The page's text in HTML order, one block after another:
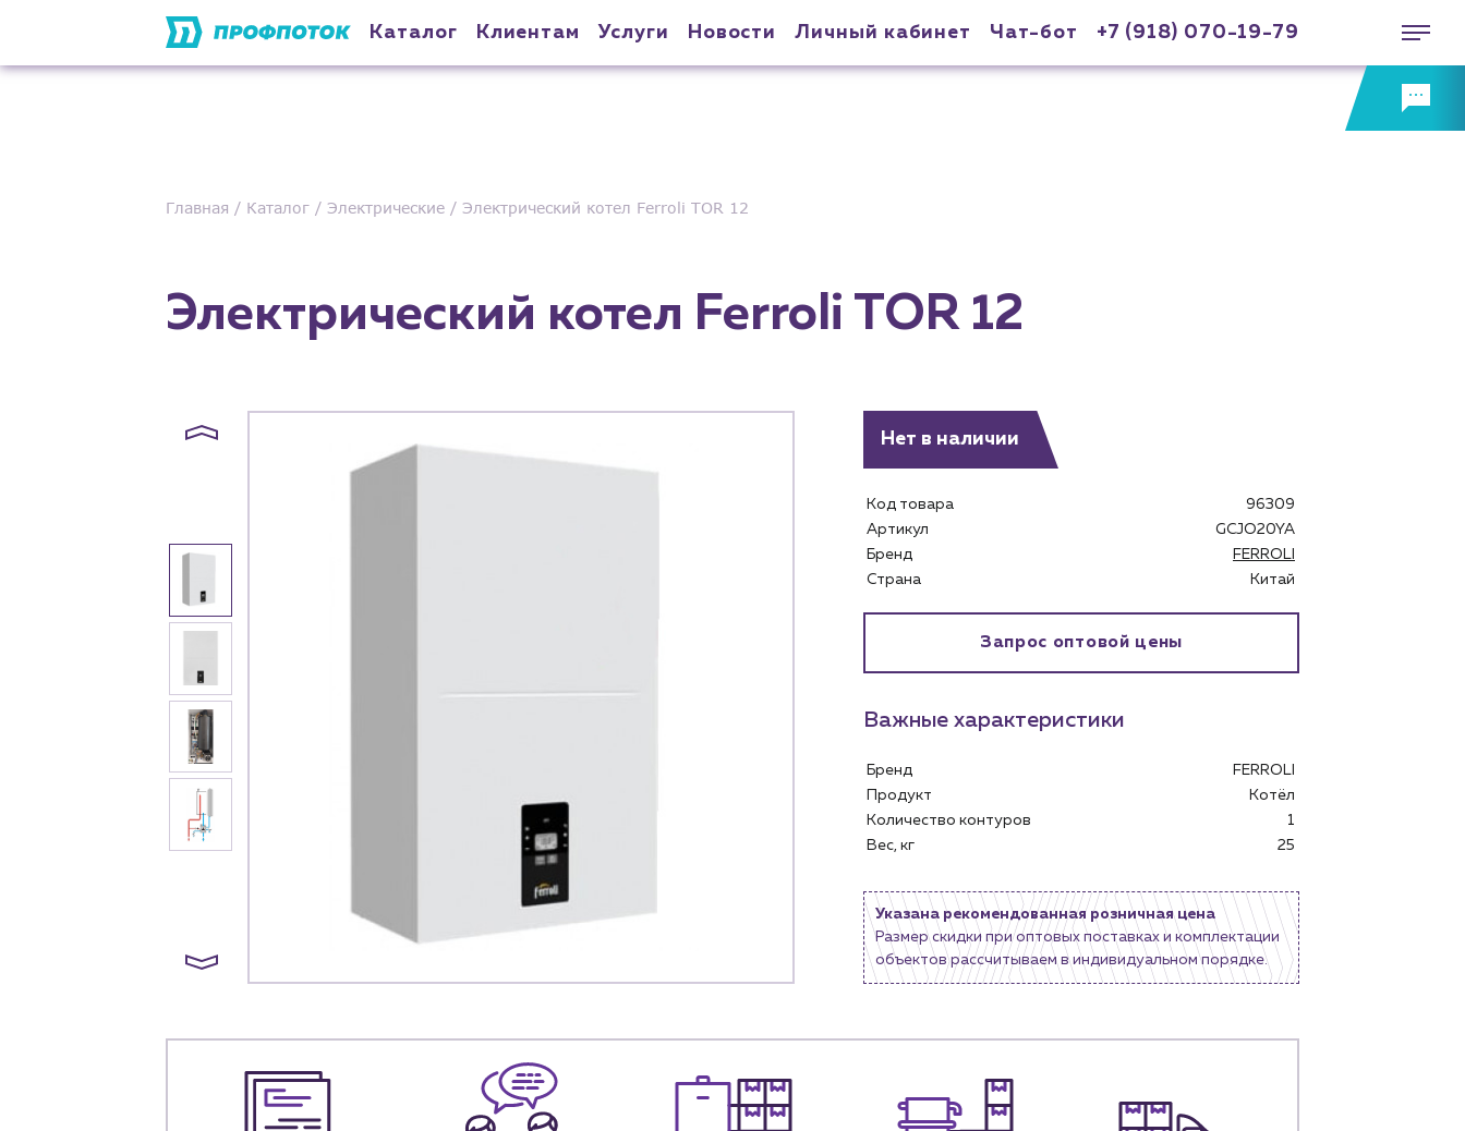
Каталог Клиентам Услуги Новости Личный кабинет Чат-бот +7 (918) 070-19-79
Застройщикам
Предприятиям и юр.лицам
О компании
Сервис и обслуживание инженерных
Новости
Личный кабинет
Контакты
Контактные данные
Наши партнёры
Чат-бот
Главная Каталог Электрические Электрический котел Ferroli TOR 12
Электрический котел Ferroli TOR 12
Нет в наличии
Код товара
96309
Артикул
GCJO20YA
Бренд
FERROLI
Страна
Китай
Запрос оптовой цены
Важные характеристики
Бренд
FERROLI
Продукт
Котёл
Количество контуров
1
Вес, кг
25
Указана рекомендованная розничная цена
Размер скидки при оптовых поставках и комплектации
объектов рассчитываем в индивидуальном порядке.